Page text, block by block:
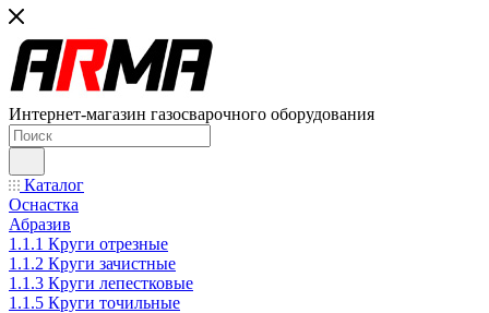
Интернет-магазин газосварочного оборудования
Каталог
Оснастка
Абразив
1.1.1 Круги отрезные
1.1.2 Круги зачистные
1.1.3 Круги лепестковые
1.1.5 Круги точильные